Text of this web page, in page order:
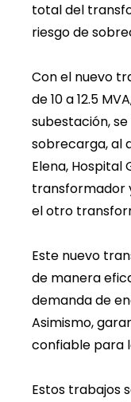
total del
riesgo de
Con el nuevo
de 10 a 12.5
subestación,
sobrecarga, al
Elena, Hospital
transformador
el otro
Este nuevo
de manera
demanda de
Asimismo,
confiable para
Estos trabajos